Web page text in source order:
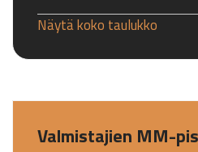
Näytä koko taulukko
Valmistajien MM-